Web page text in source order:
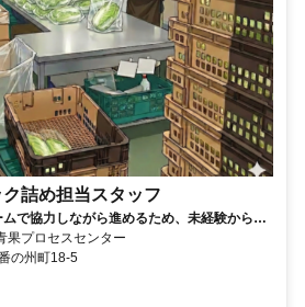
詰め担当スタッフ
で協力しながら進めるため、未経験からで
プロセスセンター
の州町18-5